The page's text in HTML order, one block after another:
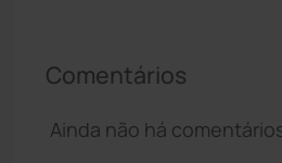
Comentários
Ainda não há